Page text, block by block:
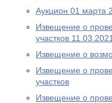
Аукцион 01 марта
Извещение о
участков 11.03.2021
Извещение о
Извещение о
участков
Извещение о